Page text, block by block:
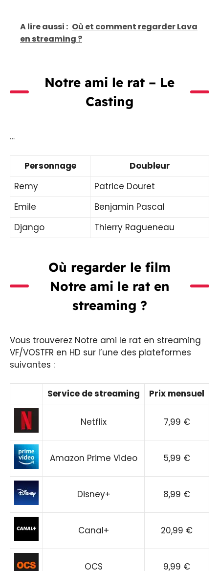
A lire aussi : Où et comment regarder Lava
en streaming ?
Notre ami le rat – Le
Casting
…
Personnage
Doubleur
Remy
Patrice Douret
Emile
Benjamin Pascal
Django
Thierry Ragueneau
Où regarder le film
Notre ami le rat en
streaming ?
Vous trouverez Notre ami le rat en streaming
VF/VOSTFR en HD sur l’une des plateformes
suivantes :
Service de streaming Prix mensuel
Netflix 7,99 €
Amazon Prime Video 5,99 €
Disney+ 8,99 €
Canal+ 20,99 €
OCS 9,99 €